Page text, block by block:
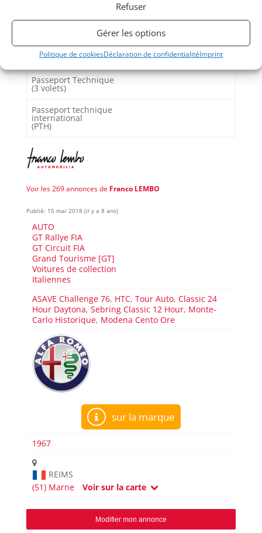
Refuser
Gérer les options
Politique de cookiesDéclaration de confidentialitéImprint
Passeports techniques
Passeport ASN Numéro
Extrait
Passeport Technique
(3 volets)
Passeport technique
international
(PTH)
Voir les 269 annonces de Franco LEMBO
Publié: 15 mai 2018 (il y a 8 ans)
AUTO
GT Rallye FIA
GT Circuit FIA
Grand Tourisme [GT]
Voitures de collection
Italiennes
ASAVE Challenge 76, HTC,Tour Auto,Classic 24
Hour Daytona,Sebring Classic 12 Hour, Monte-
Carlo Historique, Modena Cento Ore
sur la marque
1967
REIMS
(51) Marne
Voir sur la carte
Modifier mon annonce